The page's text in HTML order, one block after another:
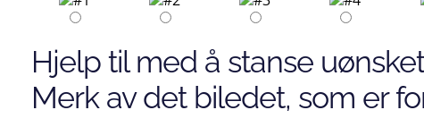
Hjelp til med å stanse
Merk av det biledet, som er